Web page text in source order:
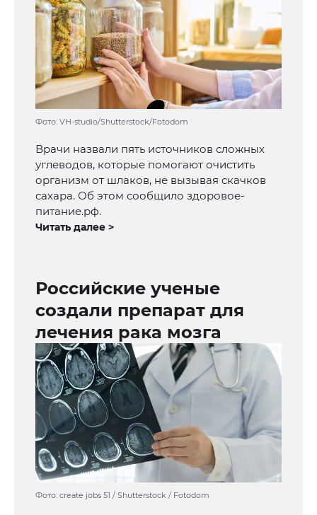
Фото: VH-studio/Shutterstock/Fotodom
Врачи назвали пять источников сложных
углеводов, которые помогают очистить
организм от шлаков, не вызывая скачков
сахара. Об этом сообщило здоровое-
питание.рф.
Читать далее >
Российские ученые
создали препарат для
лечения рака мозга
Фото: create jobs 51 / Shutterstock / Fotodom